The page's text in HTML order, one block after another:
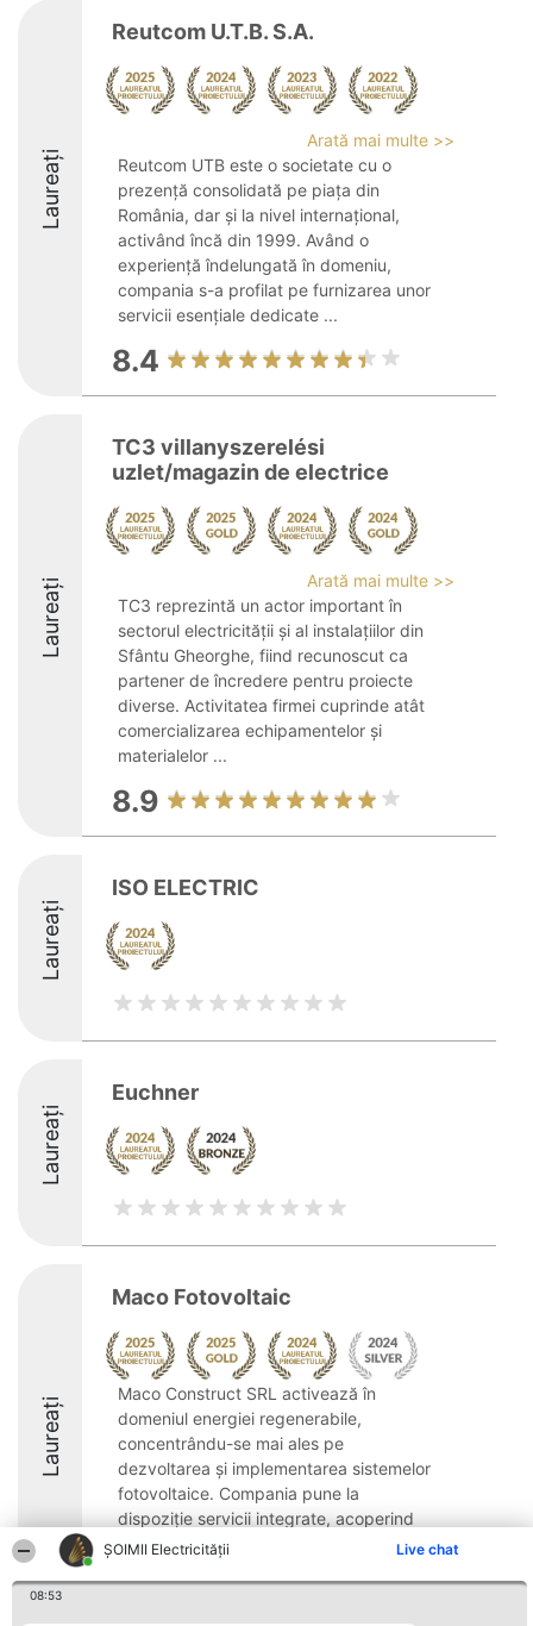
ȘOIMII Electricității Live chat
08:53
Laureați
Reutcom U.T.B. S.A.
Arată mai multe >>
Reutcom UTB este o societate cu o
prezență consolidată pe piața din
România, dar și la nivel internațional,
activând încă din 1999. Având o
experiență îndelungată în domeniu,
compania s-a profilat pe furnizarea unor
servicii esențiale dedicate ...
8.4
Laureați
TC3 villanyszerelési
uzlet/magazin de electrice
Arată mai multe >>
TC3 reprezintă un actor important în
sectorul electricității și al instalațiilor din
Sfântu Gheorghe, fiind recunoscut ca
partener de încredere pentru proiecte
diverse. Activitatea firmei cuprinde atât
comercializarea echipamentelor și
materialelor ...
8.9
Laureați
ISO ELECTRIC
Laureați
Euchner
Laureați
Maco Fotovoltaic
Maco Construct SRL activează în
domeniul energiei regenerabile,
concentrându-se mai ales pe
dezvoltarea și implementarea sistemelor
fotovoltaice. Compania pune la
dispoziție servicii integrate, acoperind
întregul proces de la consultanță de ...
9.8